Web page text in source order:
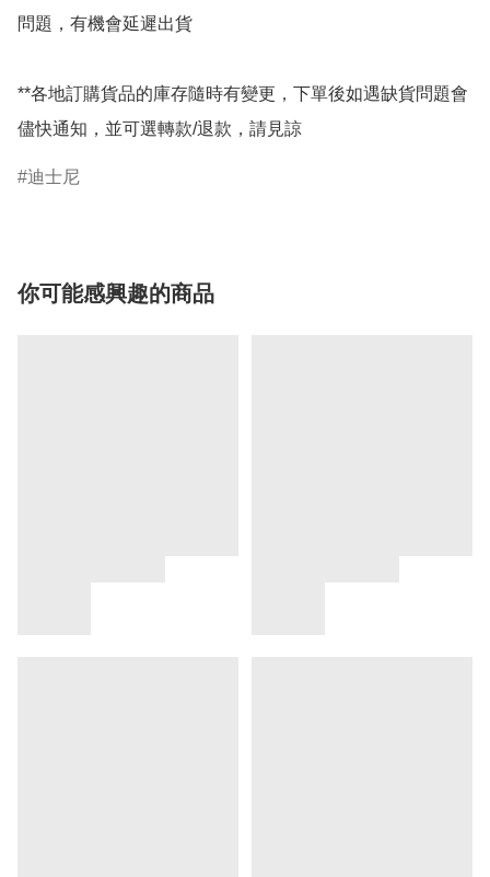
問題，有機會延遲出貨
**各地訂購貨品的庫存隨時有變更，下單後如遇缺貨問題會
儘快通知，並可選轉款/退款，請見諒
迪士尼
你可能感興趣的商品